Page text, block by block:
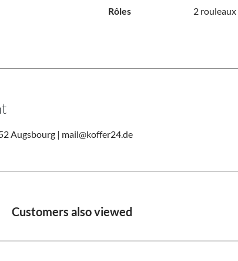
Rôles 2 rouleaux
Augsbourg | mail@koffer24.de
Customers also viewed